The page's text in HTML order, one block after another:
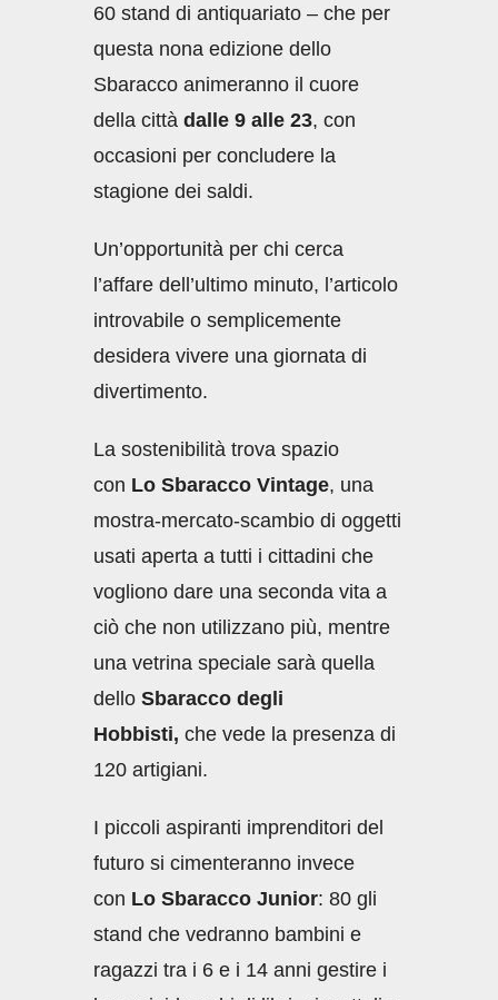
60 stand di antiquariato – che per
questa nona edizione dello
Sbaracco animeranno il cuore
della città dalle 9 alle 23, con
occasioni per concludere la
stagione dei saldi.
Un’opportunità per chi cerca
l’affare dell’ultimo minuto, l’articolo
introvabile o semplicemente
desidera vivere una giornata di
divertimento.
La sostenibilità trova spazio
con Lo Sbaracco Vintage, una
mostra-mercato-scambio di oggetti
usati aperta a tutti i cittadini che
vogliono dare una seconda vita a
ciò che non utilizzano più, mentre
una vetrina speciale sarà quella
dello Sbaracco degli
Hobbisti, che vede la presenza di
120 artigiani.
I piccoli aspiranti imprenditori del
futuro si cimenteranno invece
con Lo Sbaracco Junior: 80 gli
stand che vedranno bambini e
ragazzi tra i 6 e i 14 anni gestire i